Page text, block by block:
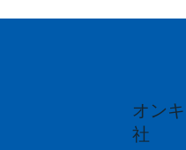
飛騨杜氏 誠治
家の魂が宿る
歓喜光 純米原
勲碧辛口純米
オン
社